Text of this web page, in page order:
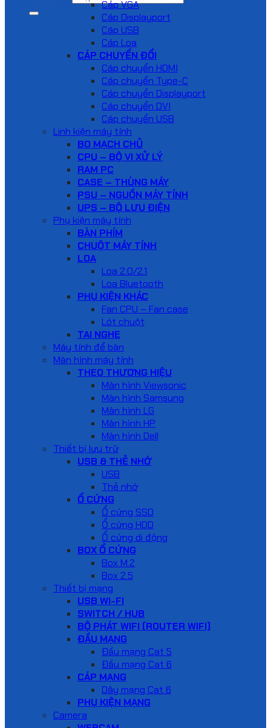
Cáp VGA
Cáp Displayport
Cáp USB
Cáp Loa
CÁP CHUYỂN ĐỔI
Cáp chuyển HDMI
Cáp chuyển Type-C
Cáp chuyển Displayport
Cáp chuyển DVI
Cáp chuyển USB
Linh kiện máy tính
BO MẠCH CHỦ
CPU – BỘ VI XỬ LÝ
RAM PC
CASE – THÙNG MÁY
PSU – NGUỒN MÁY TÍNH
UPS – BỘ LƯU ĐIỆN
Phụ kiện máy tính
BÀN PHÍM
CHUỘT MÁY TÍNH
LOA
Loa 2.0/2.1
Loa Bluetooth
PHỤ KIỆN KHÁC
Fan CPU – Fan case
Lót chuột
TAI NGHE
Máy tính để bàn
Màn hình máy tính
THEO THƯƠNG HIỆU
Màn hình Viewsonic
Màn hình Samsung
Màn hình LG
Màn hình HP
Màn hình Dell
Thiết bị lưu trữ
USB & THẺ NHỚ
USB
Thẻ nhớ
Ổ CỨNG
Ổ cứng SSD
Ổ cứng HDD
Ổ cứng di động
BOX Ổ CỨNG
Box M.2
Box 2.5
Thiết bị mạng
USB WI-FI
SWITCH / HUB
BỘ PHÁT WIFI (ROUTER WIFI)
ĐẦU MẠNG
Đầu mạng Cat 5
Đầu mạng Cat 6
CÁP MẠNG
Dây mạng Cat 6
PHỤ KIỆN MẠNG
Camera